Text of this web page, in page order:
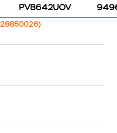
PVB642UOV